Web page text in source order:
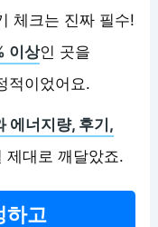
체크는 진짜 필수!
이상인 곳을
적이었어요.
에너지량, 후기,
제대로 깨달았죠.
하고